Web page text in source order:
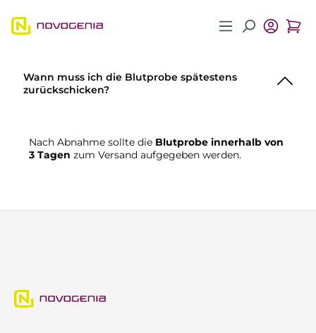
Zum Hauptinhalt springen
Wann muss ich die Blutprobe spätestens
zurückschicken?
Nach Abnahme sollte die Blutprobe innerhalb von
3 Tagen zum Versand aufgegeben werden.